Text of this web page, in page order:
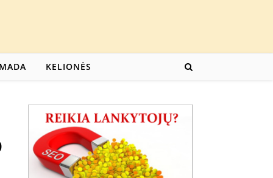
MADA KELIONĖS